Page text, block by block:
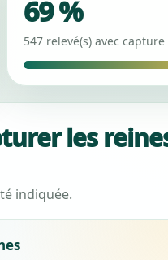
69 %
547 relevé(s) avec
les
indiquée.